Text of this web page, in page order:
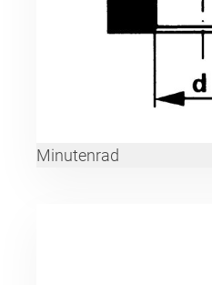
Minutenrad